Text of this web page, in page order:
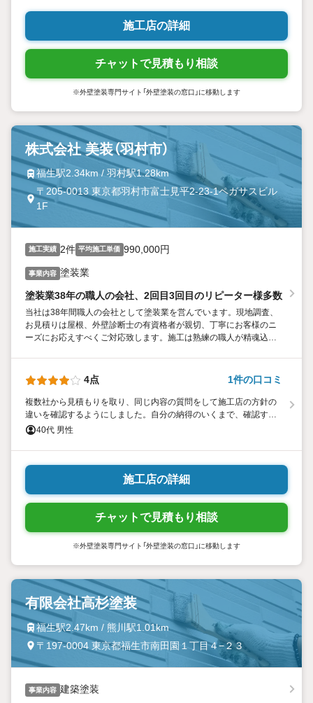
施工店の詳細
チャットで見積もり相談
※外壁塗装専門サイト「外壁塗装の窓口」に移動します
株式会社 美装（羽村市）
福生駅2.34km / 羽村駅1.28km
〒205-0013 東京都羽村市富士見平2-23-1ペガサスビル
1F
施工実績 2件 平均施工単価 990,000円
事業内容 塗装業
塗装業38年の職人の会社、2回目3回目のリピーター様多数
当社は38年間職人の会社として塗装業を営んでいます。現地調査、
お見積りは屋根、外壁診断士の有資格者が親切、丁寧にお客様のニ
ーズにお応えすべくご対応致します。施工は熟練の職人が精魂込め
4点 1件の口コミ
複数社から見積もりを取り、同じ内容の質問をして施工店の方針の
違いを確認するようにしました。自分の納得のいくまで、確認する
ことが大事かと思います。毎日、進捗と明日何をするかの連絡もあ
40代 男性
施工店の詳細
チャットで見積もり相談
※外壁塗装専門サイト「外壁塗装の窓口」に移動します
有限会社高杉塗装
福生駅2.47km / 熊川駅1.01km
〒197-0004 東京都福生市南田園１丁目４−２３
事業内容 建築塗装